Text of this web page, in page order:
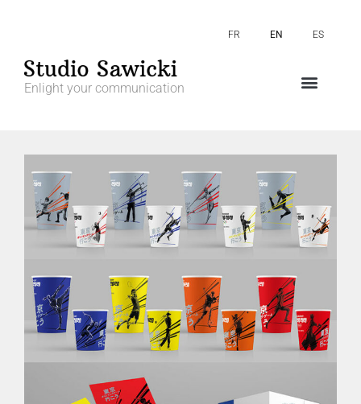
FR EN ES
Enlight your communication